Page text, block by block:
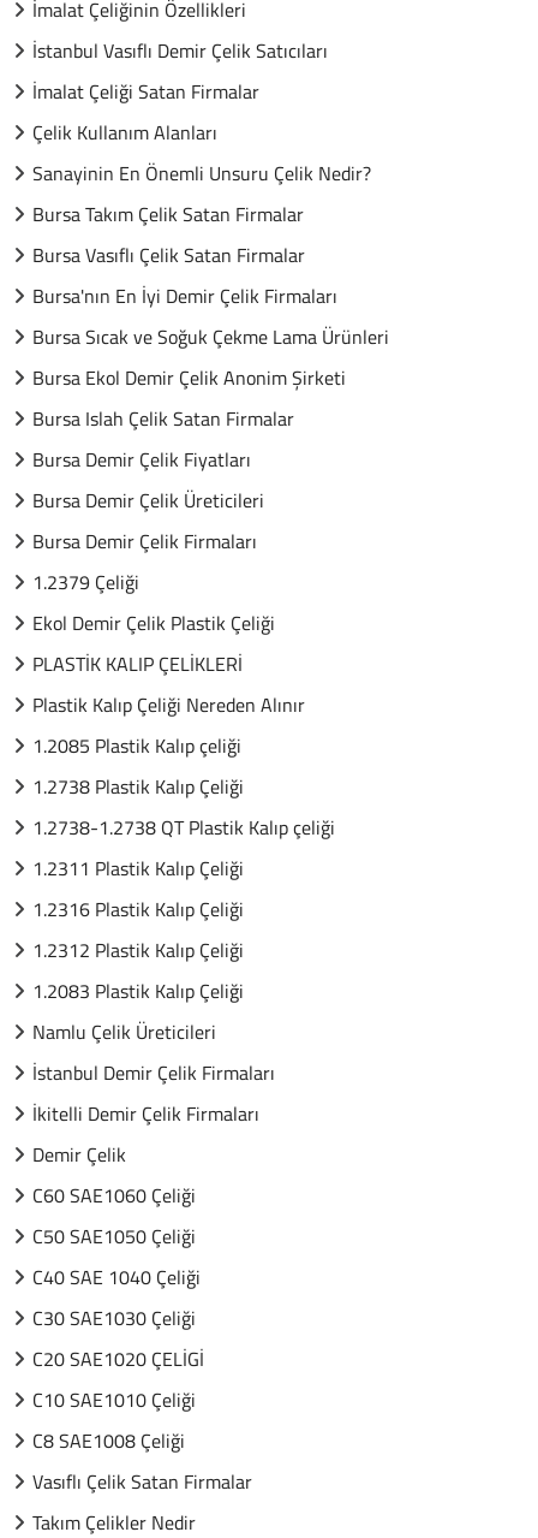
İmalat Çeliğinin Özellikleri
İstanbul Vasıflı Demir Çelik Satıcıları
İmalat Çeliği Satan Firmalar
Çelik Kullanım Alanları
Sanayinin En Önemli Unsuru Çelik Nedir?
Bursa Takım Çelik Satan Firmalar
Bursa Vasıflı Çelik Satan Firmalar
Bursa'nın En İyi Demir Çelik Firmaları
Bursa Sıcak ve Soğuk Çekme Lama Ürünleri
Bursa Ekol Demir Çelik Anonim Şirketi
Bursa Islah Çelik Satan Firmalar
Bursa Demir Çelik Fiyatları
Bursa Demir Çelik Üreticileri
Bursa Demir Çelik Firmaları
1.2379 Çeliği
Ekol Demir Çelik Plastik Çeliği
PLASTİK KALIP ÇELİKLERİ
Plastik Kalıp Çeliği Nereden Alınır
1.2085 Plastik Kalıp çeliği
1.2738 Plastik Kalıp Çeliği
1.2738-1.2738 QT Plastik Kalıp çeliği
1.2311 Plastik Kalıp Çeliği
1.2316 Plastik Kalıp Çeliği
1.2312 Plastik Kalıp Çeliği
1.2083 Plastik Kalıp Çeliği
Namlu Çelik Üreticileri
İstanbul Demir Çelik Firmaları
İkitelli Demir Çelik Firmaları
Demir Çelik
C60 SAE1060 Çeliği
C50 SAE1050 Çeliği
C40 SAE 1040 Çeliği
C30 SAE1030 Çeliği
C20 SAE1020 ÇELİGİ
C10 SAE1010 Çeliği
C8 SAE1008 Çeliği
Vasıflı Çelik Satan Firmalar
Takım Çelikler Nedir